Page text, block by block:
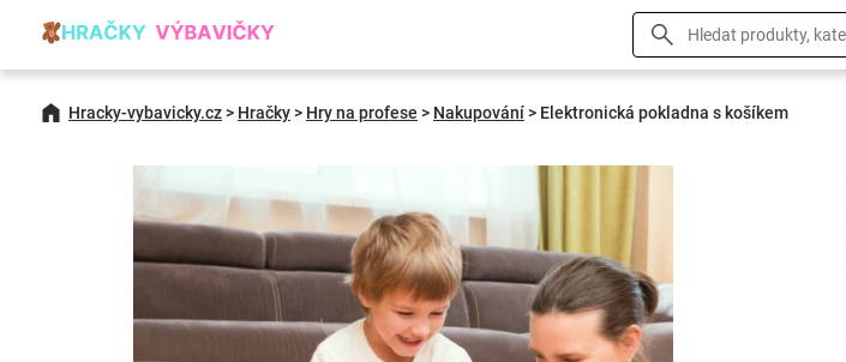
Hracky-vybavicky.cz> Hračky> Hry na profese > Nakupování> Elektronická pokladna s košíkem